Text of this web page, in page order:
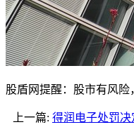
股盾网提醒：股市有风险
上一篇: 得润电子处罚决